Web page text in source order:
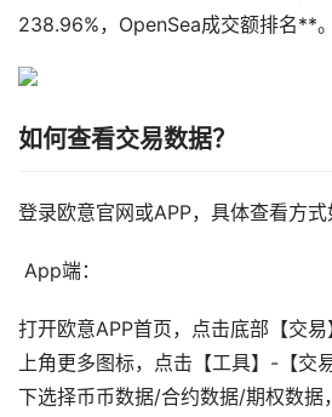
238.96%，OpenSea成交额排名**。
如何查看交易数据？
登录欧意官网或APP，具体查看方式
App端：
打开欧意APP首页，点击底部【交
上角更多图标，点击【工具】-【交
下选择币币数据/合约数据/期权数据